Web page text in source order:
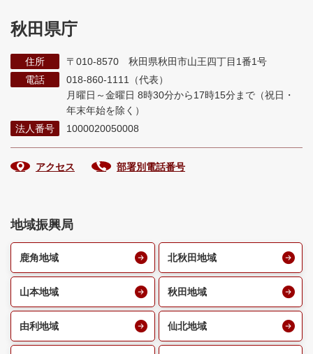
秋田県庁
住所
〒010-8570 秋田県秋田市山王四丁目1番1号
電話
018-860-1111（代表）
月曜日～金曜日 8時30分から17時15分まで （祝日・
年末年始を除く）
法人番号
1000020050008
アクセス 部署別電話番号
地域振興局
鹿角地域 北秋田地域
山本地域 秋田地域
由利地域 仙北地域